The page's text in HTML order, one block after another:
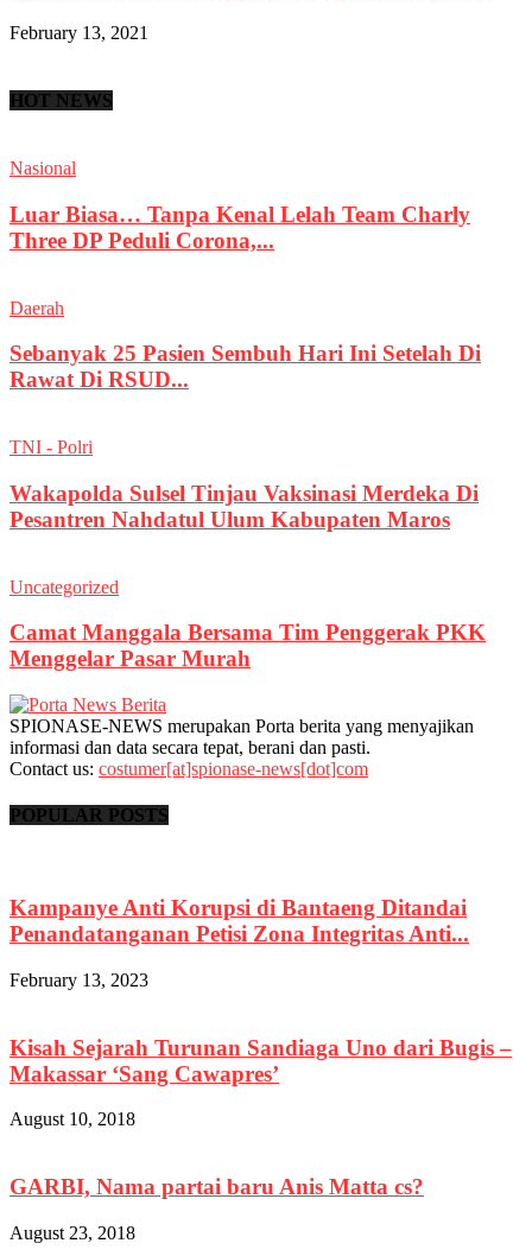
February 13, 2021
HOT NEWS
Nasional
Luar Biasa… Tanpa Kenal Lelah Team Charly
Three DP Peduli Corona,...
Daerah
Sebanyak 25 Pasien Sembuh Hari Ini Setelah Di
Rawat Di RSUD...
TNI - Polri
Wakapolda Sulsel Tinjau Vaksinasi Merdeka Di
Pesantren Nahdatul Ulum Kabupaten Maros
Uncategorized
Camat Manggala Bersama Tim Penggerak PKK
Menggelar Pasar Murah
SPIONASE-NEWS merupakan Porta berita yang menyajikan
informasi dan data secara tepat, berani dan pasti.
Contact us: costumer[at]spionase-news[dot]com
POPULAR POSTS
Kampanye Anti Korupsi di Bantaeng Ditandai
Penandatanganan Petisi Zona Integritas Anti...
February 13, 2023
Kisah Sejarah Turunan Sandiaga Uno dari Bugis –
Makassar ‘Sang Cawapres’
August 10, 2018
GARBI, Nama partai baru Anis Matta cs?
August 23, 2018